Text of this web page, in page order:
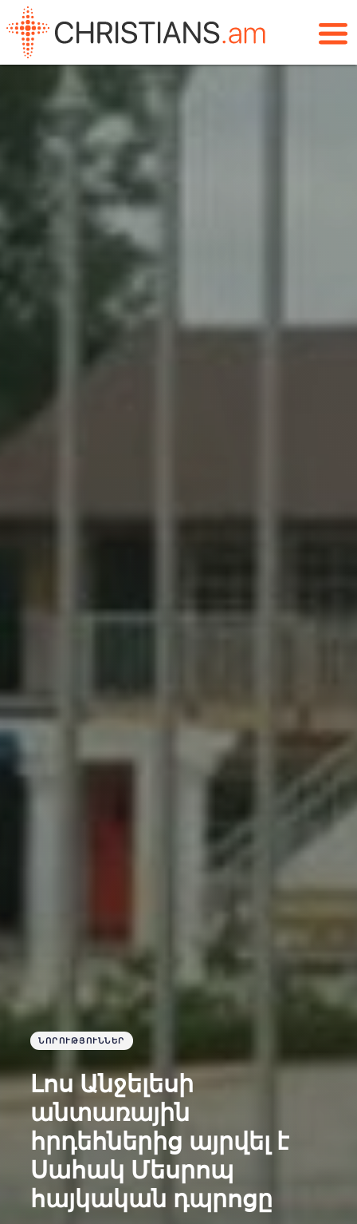
ՆՈՐՈՒԹՅՈՒՆՆԵՐ
Լոս Անջելեսի
անտառային
հրդեհներից այրվել է
Սահակ Մեսրոպ
հայկական դպրոցը